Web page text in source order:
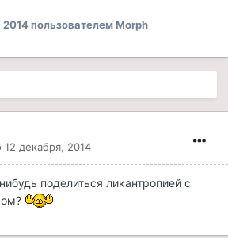
2014пользователем Morph
12 декабря, 2014
поделиться ликантропией с